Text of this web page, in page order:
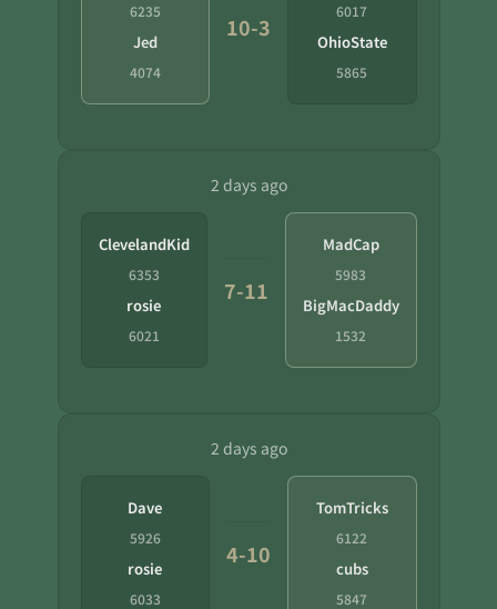
6235
Jed
4074
10-3
6017
OhioState
5865
2 days ago
ClevelandKid
6353
rosie
6021
7-11
MadCap
5983
BigMacDaddy
1532
2 days ago
Dave
5926
rosie
6033
4-10
TomTricks
6122
cubs
5847